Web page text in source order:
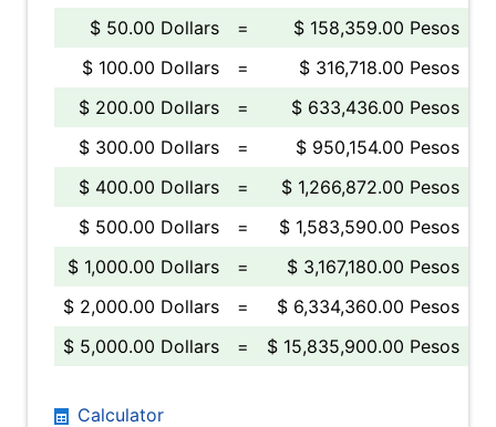
$ 50.00 Dollars
=
$ 158,359.00 Pesos
$ 100.00 Dollars
=
$ 316,718.00 Pesos
$ 200.00 Dollars
=
$ 633,436.00 Pesos
$ 300.00 Dollars
=
$ 950,154.00 Pesos
$ 400.00 Dollars
=
$ 1,266,872.00 Pesos
$ 500.00 Dollars
=
$ 1,583,590.00 Pesos
$ 1,000.00 Dollars
=
$ 3,167,180.00 Pesos
$ 2,000.00 Dollars
=
$ 6,334,360.00 Pesos
$ 5,000.00 Dollars
= $ 15,835,900.00 Pesos
Calculator